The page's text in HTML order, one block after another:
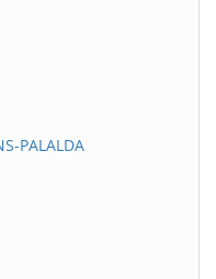
PALALDA